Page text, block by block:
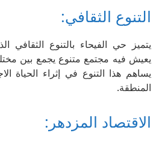
التنوع الثقافي:
يتميز حي الفيحاء بالتنوع الثقافي
يعيش فيه مجتمع متنوع يجمع بين
يساهم هذا التنوع في إثراء الحياة
المنطقة.
الاقتصاد المزدهر: